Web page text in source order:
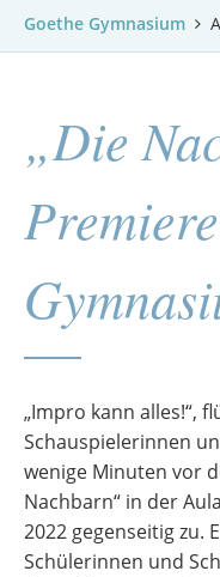
Goethe Gymnasium
„Die
„Impro kann alles!“,
Schauspielerinnen
wenige Minuten vor
Nachbarn“ in der
2022 gegenseitig zu.
Schülerinnen und